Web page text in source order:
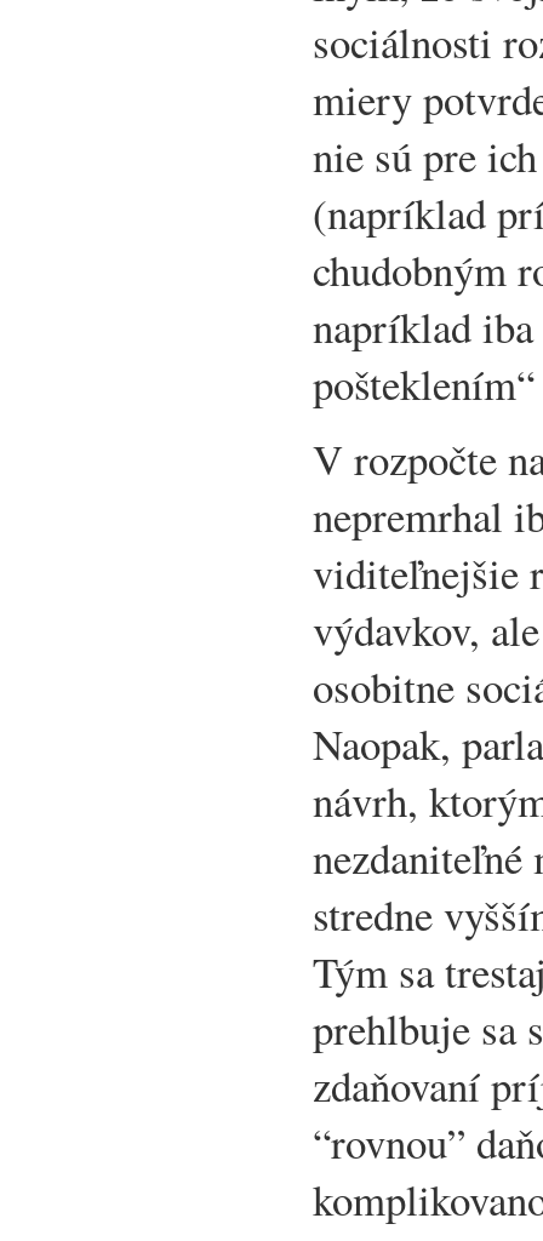
sociálnosti
miery
nie sú pre
(napríklad
chudobným
napríklad
V rozpočte
nepremrhal
viditeľnejšie
výdavkov,
osobitne
Naopak,
návrh,
stredne
Tým sa
prehlbuje sa
zdaňovaní
“rovnou”